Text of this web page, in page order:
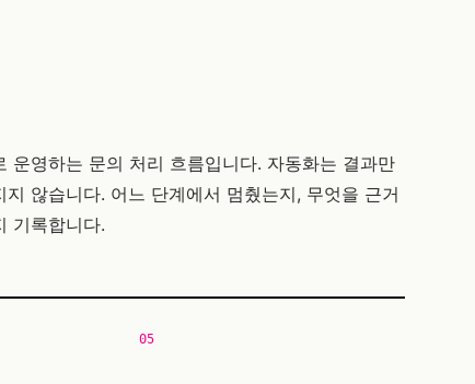
운영하는 문의 처리 흐름입니다. 자동화는 결과만
지 않습니다. 어느 단계에서 멈췄는지, 무엇을 근거
기록합니다.
05